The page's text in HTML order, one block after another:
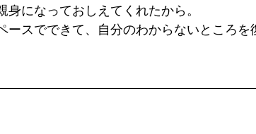
身になっておしえてくれたから。
ースでできて、自分のわからないところを